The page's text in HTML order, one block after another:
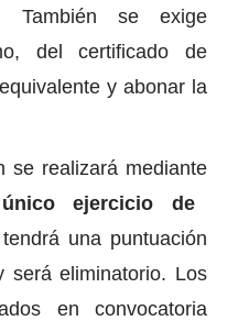
También se exige
del certificado de
y abonar la
se realizará mediante
ejercicio de
una puntuación
será eliminatorio. Los
en convocatoria